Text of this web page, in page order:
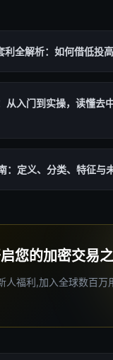
利全解析：如何借低投
从入门到实操，读懂去
：定义、分类、特征与
您的加密交易
人福利,加入全球数百万